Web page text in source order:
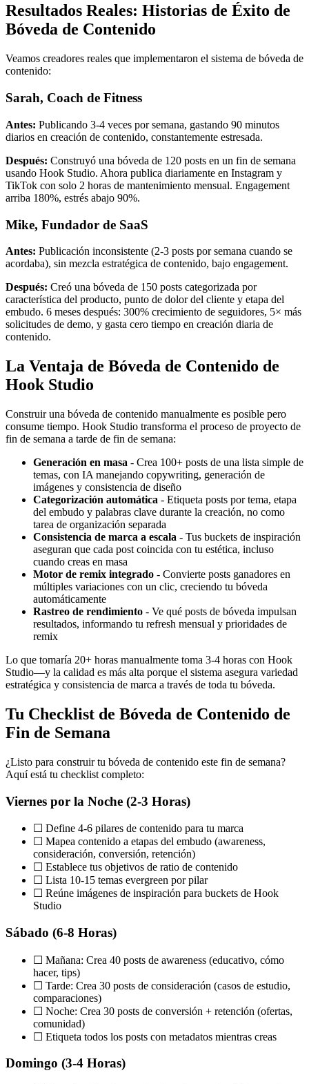
Resultados Reales: Historias de Éxito de
Bóveda de Contenido
Veamos creadores reales que implementaron el sistema de bóveda de
contenido:
Sarah, Coach de Fitness
Antes: Publicando 3-4 veces por semana, gastando 90 minutos
diarios en creación de contenido, constantemente estresada.
Después: Construyó una bóveda de 120 posts en un fin de semana
usando Hook Studio. Ahora publica diariamente en Instagram y
TikTok con solo 2 horas de mantenimiento mensual. Engagement
arriba 180%, estrés abajo 90%.
Mike, Fundador de SaaS
Antes: Publicación inconsistente (2-3 posts por semana cuando se
acordaba), sin mezcla estratégica de contenido, bajo engagement.
Después: Creó una bóveda de 150 posts categorizada por
característica del producto, punto de dolor del cliente y etapa del
embudo. 6 meses después: 300% crecimiento de seguidores, 5× más
solicitudes de demo, y gasta cero tiempo en creación diaria de
contenido.
La Ventaja de Bóveda de Contenido de
Hook Studio
Construir una bóveda de contenido manualmente es posible pero
consume tiempo. Hook Studio transforma el proceso de proyecto de
fin de semana a tarde de fin de semana:
Generación en masa - Crea 100+ posts de una lista simple de
temas, con IA manejando copywriting, generación de
imágenes y consistencia de diseño
Categorización automática - Etiqueta posts por tema, etapa
del embudo y palabras clave durante la creación, no como
tarea de organización separada
Consistencia de marca a escala - Tus buckets de inspiración
aseguran que cada post coincida con tu estética, incluso
cuando creas en masa
Motor de remix integrado - Convierte posts ganadores en
múltiples variaciones con un clic, creciendo tu bóveda
automáticamente
Rastreo de rendimiento - Ve qué posts de bóveda impulsan
resultados, informando tu refresh mensual y prioridades de
remix
Lo que tomaría 20+ horas manualmente toma 3-4 horas con Hook
Studio—y la calidad es más alta porque el sistema asegura variedad
estratégica y consistencia de marca a través de toda tu bóveda.
Tu Checklist de Bóveda de Contenido de
Fin de Semana
¿Listo para construir tu bóveda de contenido este fin de semana?
Aquí está tu checklist completo:
Viernes por la Noche (2-3 Horas)
☐ Define 4-6 pilares de contenido para tu marca
☐ Mapea contenido a etapas del embudo (awareness,
consideración, conversión, retención)
☐ Establece tus objetivos de ratio de contenido
☐ Lista 10-15 temas evergreen por pilar
☐ Reúne imágenes de inspiración para buckets de Hook
Studio
Sábado (6-8 Horas)
☐ Mañana: Crea 40 posts de awareness (educativo, cómo
hacer, tips)
☐ Tarde: Crea 30 posts de consideración (casos de estudio,
comparaciones)
☐ Noche: Crea 30 posts de conversión + retención (ofertas,
comunidad)
☐ Etiqueta todos los posts con metadatos mientras creas
Domingo (3-4 Horas)